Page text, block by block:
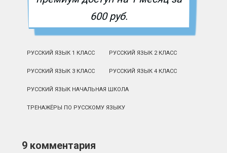
600 руб.
РУССКИЙ ЯЗЫК 1 КЛАСС РУССКИЙ ЯЗЫК 2 КЛАСС
РУССКИЙ ЯЗЫК 3 КЛАСС РУССКИЙ ЯЗЫК 4 КЛАСС
РУССКИЙ ЯЗЫК НАЧАЛЬНАЯ ШКОЛА
ТРЕНАЖЁРЫ ПО РУССКОМУ ЯЗЫКУ
9 комментария